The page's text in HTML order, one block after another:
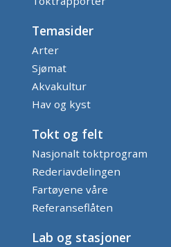
Temasider
Arter
Sjømat
Akvakultur
Hav og kyst
Tokt og felt
Nasjonalt toktprogram
Rederiavdelingen
Fartøyene våre
Referanseflåten
Lab og stasjoner